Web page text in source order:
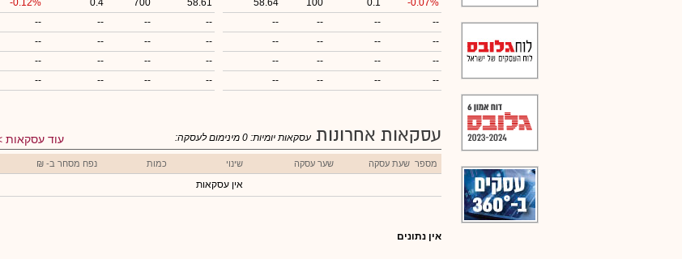
-0.07%
0.1
100
58.64
--
--
--
--
--
--
--
--
--
--
--
--
--
--
--
--
58.61
700
0.4
-0.12%
--
--
--
--
--
--
--
--
--
--
--
--
--
--
--
--
עסקאות אחרונות עוד עסקאות עסקאות יומיות: 0 מינימום לעסקה:
מספר שעת עסקה שער עסקה שינוי כמות נפח מסחר ב- ₪
אין עסקאות
אין נתונים